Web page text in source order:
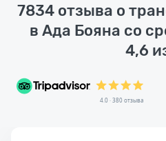
7834 отзыва о
в Ада Бояна со
4,6
4.0 · 380 отзыва